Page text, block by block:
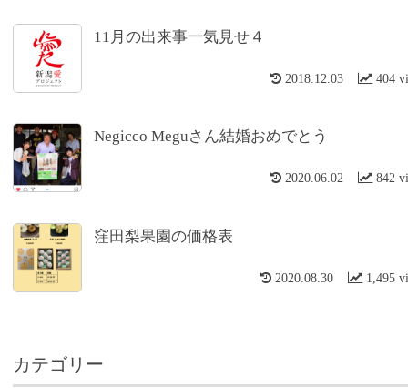
11月の出来事一気見せ４
404
2018.12.03
Negicco Meguさん結婚おめでとう
842
2020.06.02
窪田梨果園の価格表
1,495
2020.08.30
カテゴリー